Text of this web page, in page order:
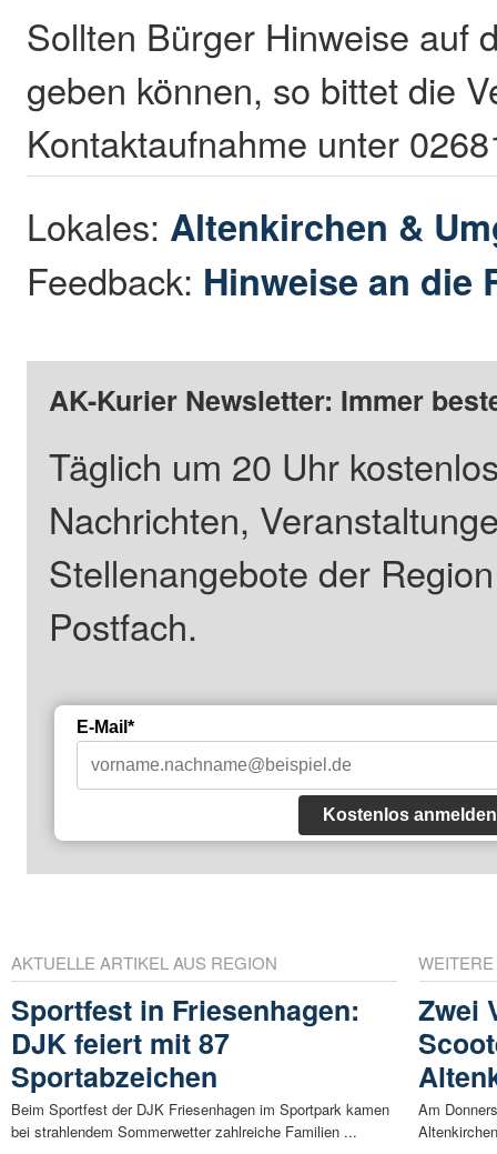
Sollten Bürger Hinweise auf
geben können, so bittet die
Kontaktaufnahme unter
Lokales: Altenkirchen &
Feedback: Hinweise an die
AK-Kurier Newsletter: Immer
Täglich um 20 Uhr
Nachrichten,
Stellenangebote der
Postfach.
E-Mail*
Kostenlos anmelden
AKTUELLE ARTIKEL AUS REGION
Sportfest in Friesenhagen:
DJK feiert mit 87
Sportabzeichen
Beim Sportfest der DJK Friesenhagen im Sportpark kamen
bei strahlendem Sommerwetter zahlreiche Familien ...
Zwei
Am